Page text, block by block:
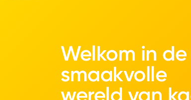
Welkom in de
smaakvolle